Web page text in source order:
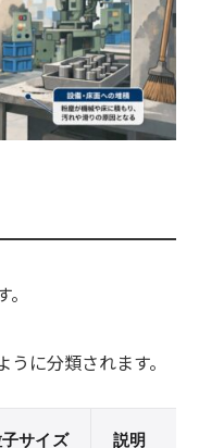
に分類されます。
サイズ 説明